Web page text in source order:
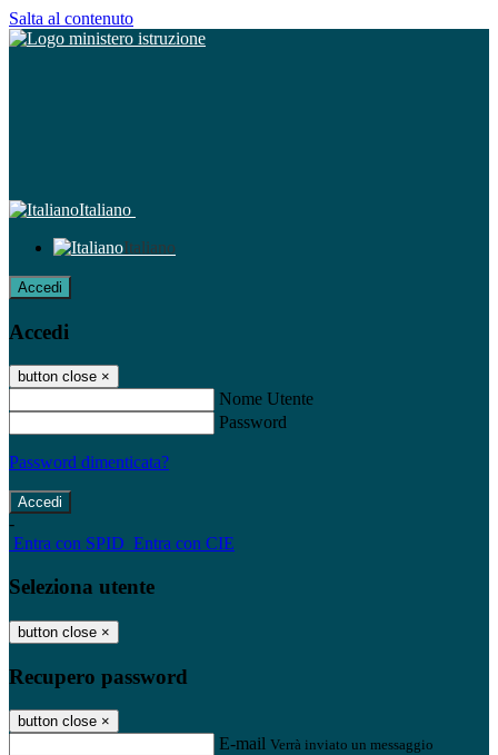
Salta al contenuto
Italiano
Italiano
Accedi
Accedi
button close ×
Nome Utente
Password
Password dimenticata?
-
Entra con SPID Entra con CIE
Seleziona utente
button close ×
Recupero password
button close ×
E-mail Verrà inviato un messaggio